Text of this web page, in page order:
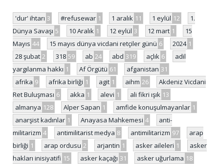
'dur' ihtarı 3 #refusewar 1 1 aralık 11 1 eylül 12
1.
Dünya Savaşı 5 10 Aralık 1 12 eylül 3 12 mart 1
15
Mayıs 44 15 mayıs dünya vicdani retçiler günü 6 2024 1
28 şubat 2 318 59 ab 24 abd 319 açlık 6
adil
yargılanma hakkı 1 Af Örgütü 61 afganistan 31
afrika 9 afrika birliği 1 agit 1 aihm 26
Akdeniz Vicdani
Ret Buluşması 6 akka 1 alevi 1 ali fikri ışık 13
almanya 128 Alper Sapan 1 amfide konuşulmayanlar 1
anarşist kadınlar 1 Anayasa Mahkemesi 4
anti-
militarizm 4 antimilitarist medya 8 antimilitarizm 97
arap
birliği 1 arap ordusu 2 arjantin 1 asker aileleri 1
asker
hakları inisiyatifi 15 asker kaçağı 31 asker uğurlama 18